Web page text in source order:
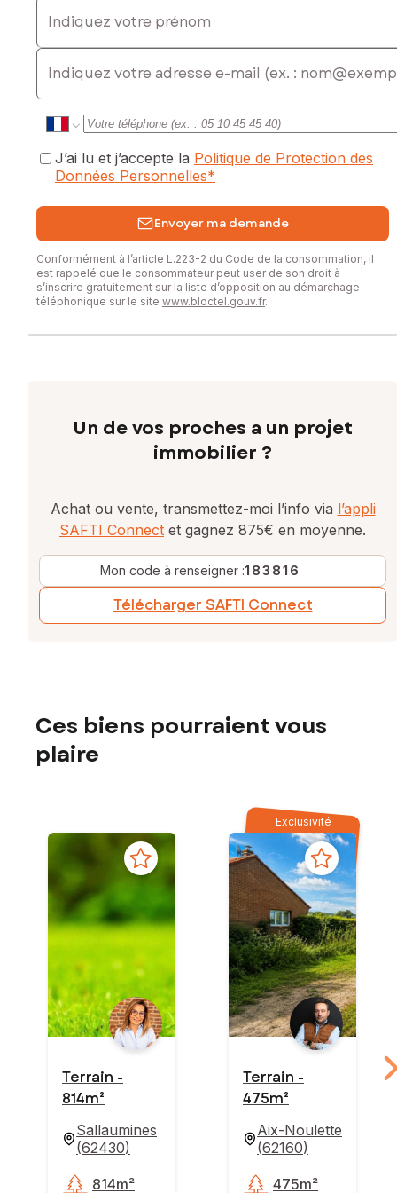
Contactez votre conseiller SAFTI : Stéphanie CAROULLE,
Tél. : 0613972026, E-mail : stephanie.caroulle@safti.fr - EI -
Agent commercial immatriculé au RSAC de LILLE sous le
numéro 100767052
Indiquez votre prénom
E-mail
J’ai lu et j’accepte la Politique de Protection des
Données Personnelles*
Envoyer ma demande
Conformément à l’article L.223-2 du Code de la consommation, il
est rappelé que le consommateur peut user de son droit à
s’inscrire gratuitement sur la liste d’opposition au démarchage
téléphonique sur le site www.bloctel.gouv.fr.
Un de vos proches a un projet
immobilier ?
Achat ou vente, transmettez-moi l’info via l’appli
SAFTI Connect et gagnez 875€ en moyenne.
Mon code à renseigner :183816
Télécharger SAFTI Connect
Ces biens pourraient vous
plaire
Terrain -
814m²
Sallaumines
(62430)
814m²
Exclusivité
Terrain -
475m²
Aix-Noulette
(62160)
475m²